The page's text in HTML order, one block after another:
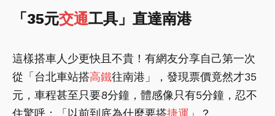
「35元交通工具」直達南港
這樣搭車人少更快且不貴！有網友分享自己第一次
從「台北車站搭高鐵往南港」，發現票價竟然才35
元，車程甚至只要8分鐘，體感像只有5分鐘，忍不
住驚呼：「以前到底為什麼要搭捷運 」？